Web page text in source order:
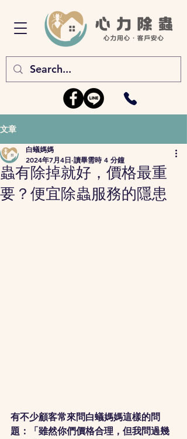
文章
蟲有除掉就好，價格最重
要？便宜除蟲服務的隱患
白蟻媽媽
2024年7月4日 讀畢需時 4 分鐘
有不少顧客常來問白蟻媽媽這樣的問
題：「雖然你們價格合理，但我問過幾